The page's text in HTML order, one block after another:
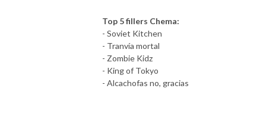
Top 5 fillers Chema:
- Soviet Kitchen
- Tranvía mortal
- Zombie Kidz
- King of Tokyo
- Alcachofas no, gracias